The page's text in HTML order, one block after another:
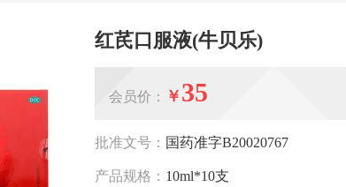
红芪口服液(牛贝乐)
会员价： ￥ 35
批准文号： 国药准字B20020767
产品规格： 10ml*10支